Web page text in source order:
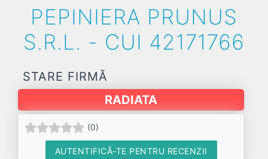
PEPINIERA PRUNUS
S.R.L. - CUI 42171766
STARE FIRMĂ
RADIATA
(0)
AUTENTIFICĂ-TE PENTRU RECENZII